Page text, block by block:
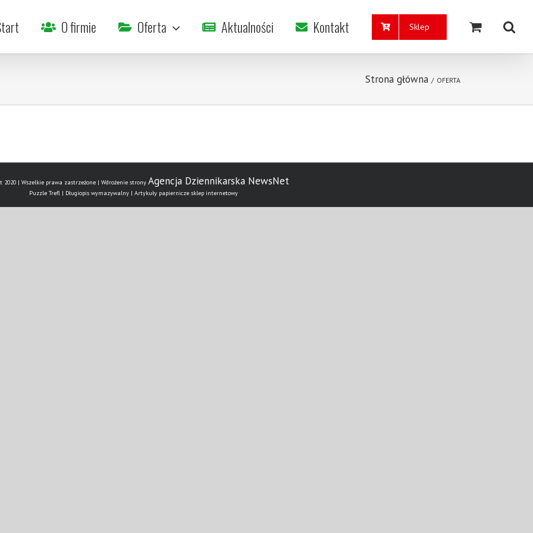
O firmie Oferta Aktualności Kontakt Sklep
Strona główna / OFERTA
2020 | Wszelkie prawa zastrzeżone | Wdrożenie strony Agencja Dziennikarska NewsNet
Puzzle Trefl | Długiopis wymazywalny | Artykuły papiernicze sklep internetowy